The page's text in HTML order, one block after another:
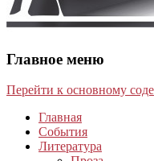
Главное меню
Перейти к основному
Главная
События
Литература